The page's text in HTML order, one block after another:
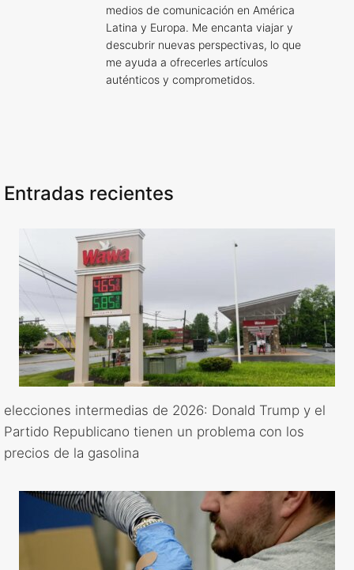
medios de comunicación en América
Latina y Europa. Me encanta viajar y
descubrir nuevas perspectivas, lo que
me ayuda a ofrecerles artículos
auténticos y comprometidos.
Entradas recientes
elecciones intermedias de 2026: Donald Trump y el
Partido Republicano tienen un problema con los
precios de la gasolina